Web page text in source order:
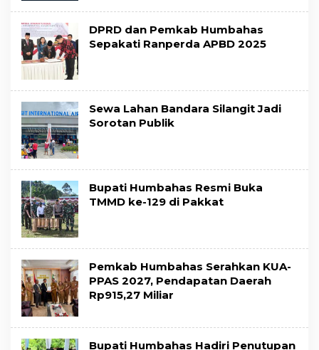
DPRD dan Pemkab Humbahas
Sepakati Ranperda APBD 2025
Sewa Lahan Bandara Silangit Jadi
Sorotan Publik
Bupati Humbahas Resmi Buka
TMMD ke-129 di Pakkat
Pemkab Humbahas Serahkan KUA-
PPAS 2027, Pendapatan Daerah
Rp915,27 Miliar
Bupati Humbahas Hadiri Penutupan